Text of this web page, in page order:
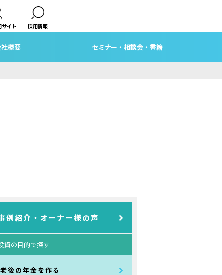
サイト 採用情報
概要 セミナー・相談会・書籍
例紹介・オーナー様の声
資の目的で探す
老後の年金を作る